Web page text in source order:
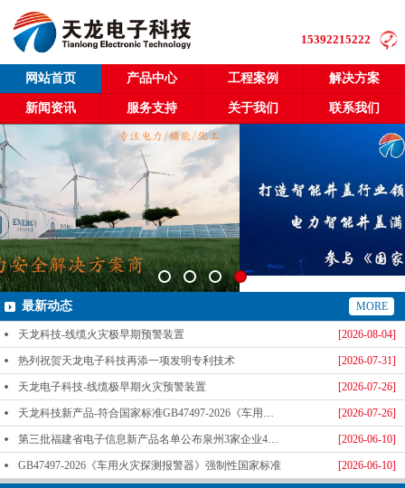
15392215222
网站首页 产品中心 工程案例 解决方案
新闻资讯 服务支持 关于我们 联系我们
最新动态 MORE
[2026-08-04]
天龙科技-线缆火灾极早期预警装置
[2026-07-31]
热列祝贺天龙电子科技再添一项发明专利技术
[2026-07-26]
天龙电子科技-线缆极早期火灾预警装置
[2026-07-26]
天龙科技新产品-符合国家标准GB47497-2026《车用火灾探测报警器》标准发布
[2026-06-10]
第三批福建省电子信息新产品名单公布泉州3家企业4款产品成功入选-泉州天龙科技
[2026-06-10]
GB47497-2026《车用火灾探测报警器》强制性国家标准